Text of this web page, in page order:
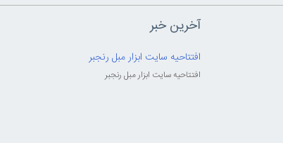
آخرین خبر
افتتاحیه سایت ابزار مبل رنجبر
افتتاحیه سایت ابزار مبل رنجبر